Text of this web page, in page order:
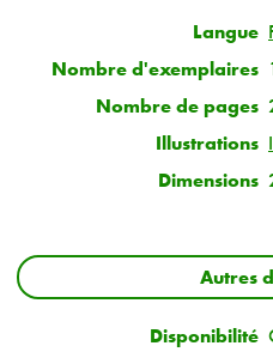
Langue
Nombre d'exemplaires
Nombre de pages
Illustrations
Dimensions
Autres
Disponibilité